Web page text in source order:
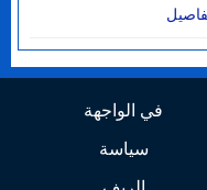
في الواجهة
سياسة